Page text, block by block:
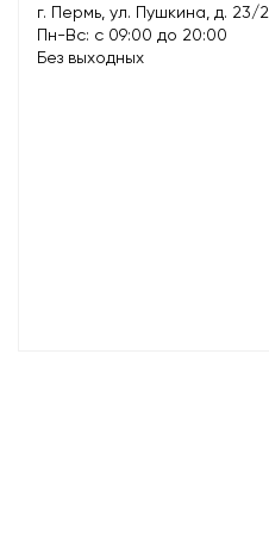
г. Пермь, ул. Пушкина, д. 23/2
Пн-Вс: с 09:00 до 20:00
Без выходных